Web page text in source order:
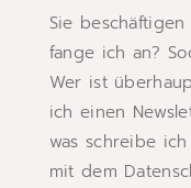
Sie
fange ich an?
Wer ist
ich einen
was schreibe
mit dem